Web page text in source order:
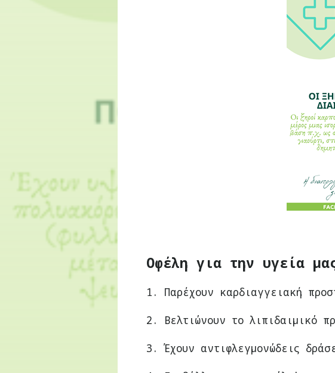
Οφέλη για την υγεία
1. Παρέχουν καρδιαγγειακή
2. Βελτιώνουν το λιπιδαιμικό
3. Έχουν αντιφλεγμονώδεις